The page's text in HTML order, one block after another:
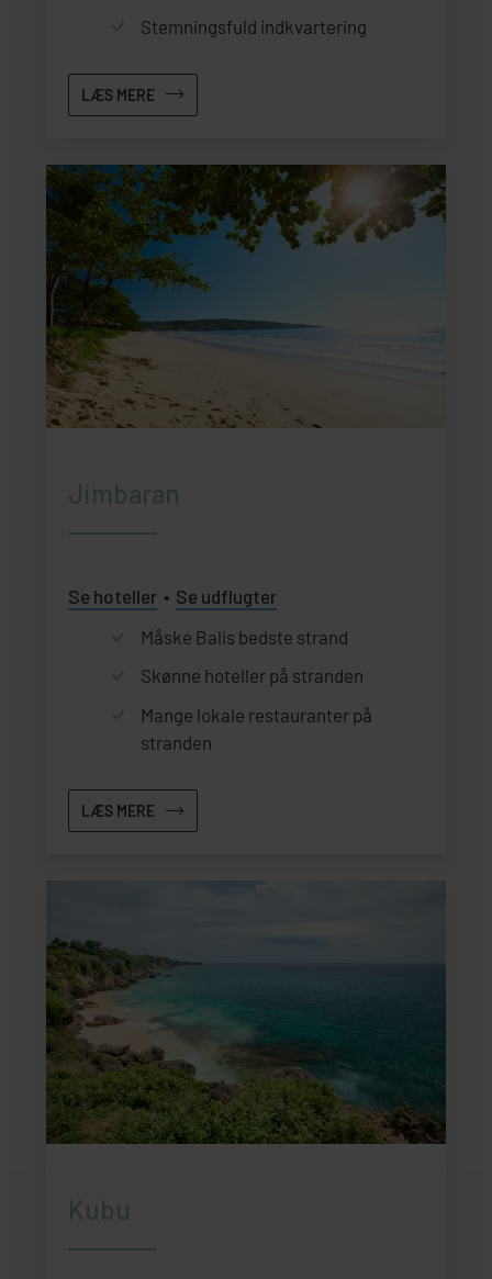
Stemningsfuld indkvartering
LÆS MERE
Jimbaran
Se hoteller
Se udflugter
Måske Balis bedste strand
Skønne hoteller på stranden
Mange lokale restauranter på
stranden
LÆS MERE
Kubu